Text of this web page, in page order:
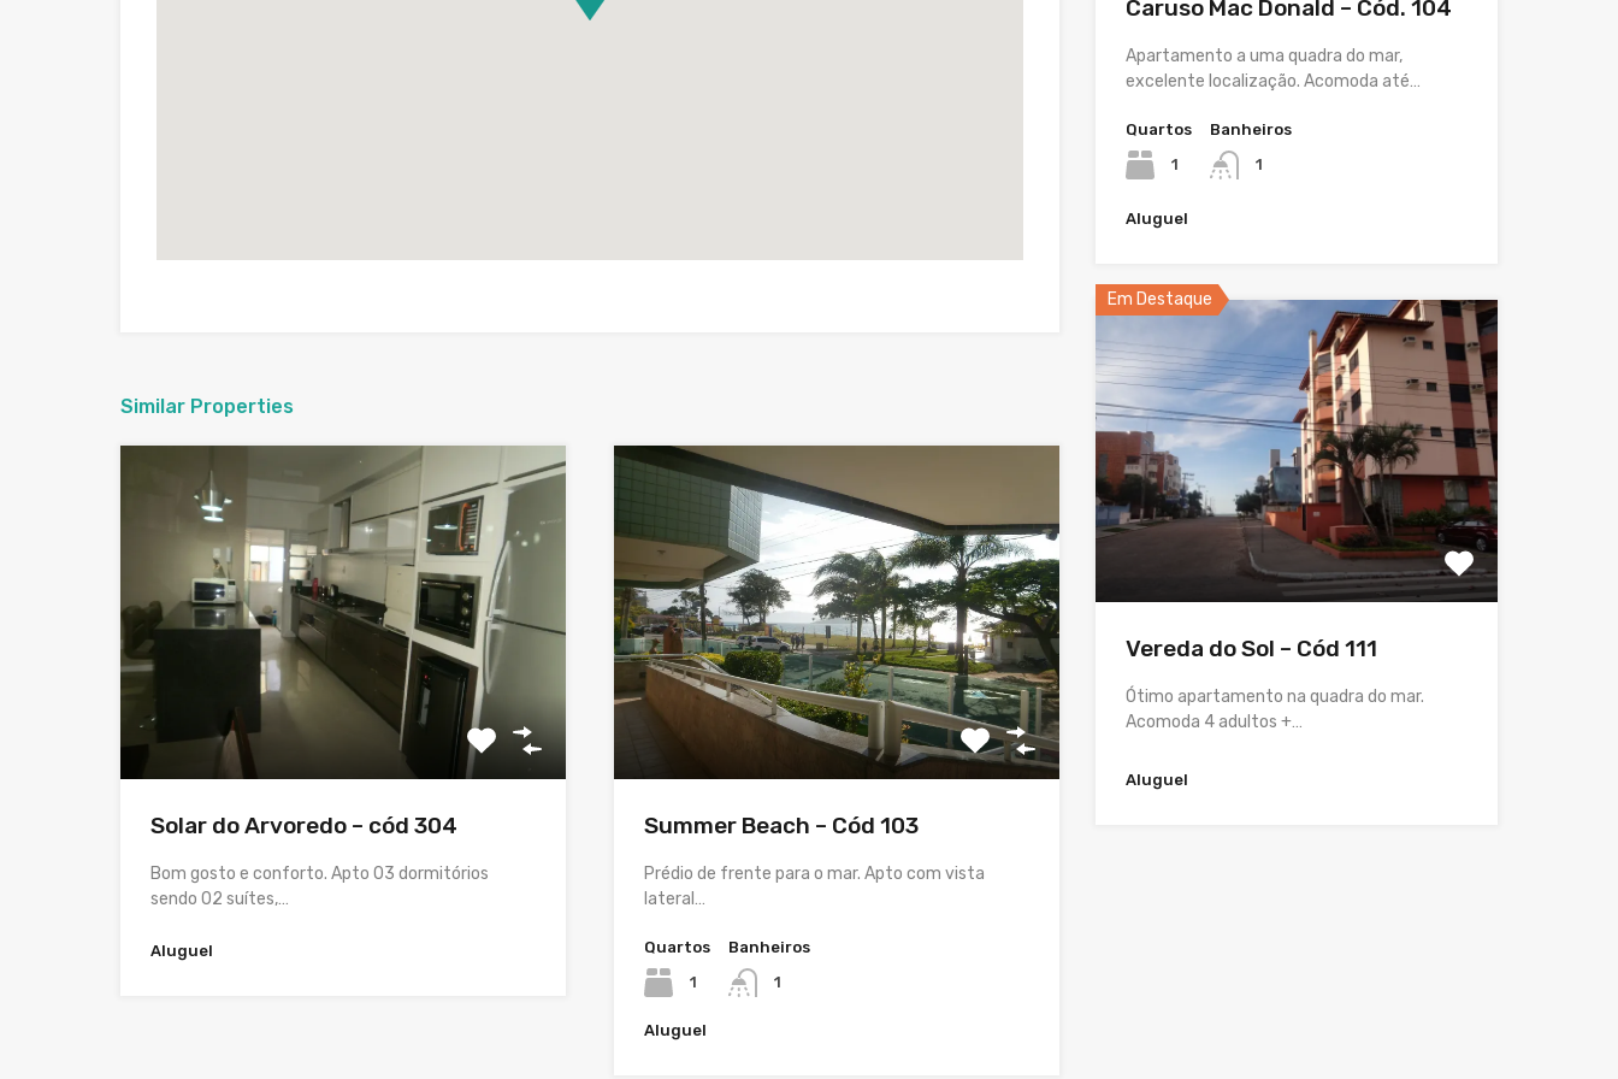
Similar Properties
Solar do Arvoredo – cód 304
Bom gosto e conforto. Apto 03 dormitórios
sendo 02 suítes,…
Aluguel
Summer Beach – Cód 103
Prédio de frente para o mar. Apto com vista
lateral…
Quartos
1
Banheiros
1
Aluguel
Caruso Mac Donald – Cód. 104
Apartamento a uma quadra do mar,
excelente localização. Acomoda até…
Quartos
1
Banheiros
1
Aluguel
Em Destaque
Vereda do Sol – Cód 111
Ótimo apartamento na quadra do mar.
Acomoda 4 adultos +…
Aluguel